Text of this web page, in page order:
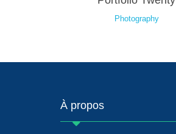
Photography
À propos